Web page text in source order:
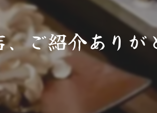
、ご紹介ありが